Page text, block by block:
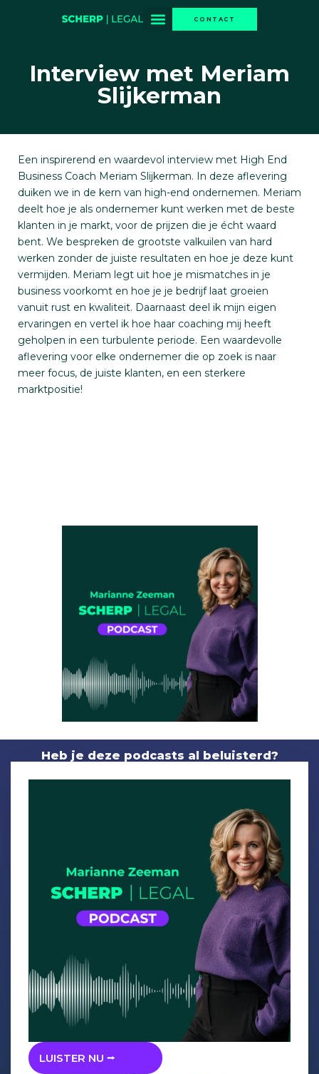
CONTACT
Interview met Meriam
Slijkerman
Een inspirerend en waardevol interview met High End
Business Coach Meriam Slijkerman. In deze aflevering
duiken we in de kern van high-end ondernemen. Meriam
deelt hoe je als ondernemer kunt werken met de beste
klanten in je markt, voor de prijzen die je écht waard
bent. We bespreken de grootste valkuilen van hard
werken zonder de juiste resultaten en hoe je deze kunt
vermijden. Meriam legt uit hoe je mismatches in je
business voorkomt en hoe je je bedrijf laat groeien
vanuit rust en kwaliteit. Daarnaast deel ik mijn eigen
ervaringen en vertel ik hoe haar coaching mij heeft
geholpen in een turbulente periode. Een waardevolle
aflevering voor elke ondernemer die op zoek is naar
meer focus, de juiste klanten, en een sterkere
marktpositie!
Heb je deze podcasts al beluisterd?
LUISTER NU ⭢